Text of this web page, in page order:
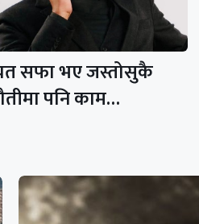
सफा भए जस्तोसुकै
पनि काम…